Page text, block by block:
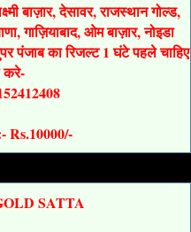
बाज़ार, देसावर, राजस्थान गोल्ड,
गाज़ियाबाद, ओम बाज़ार, नोइडा
पंजाब का रिजल्ट 1 घंटे पहले चाहिए
करे-
Rs.10000/-
SATTA